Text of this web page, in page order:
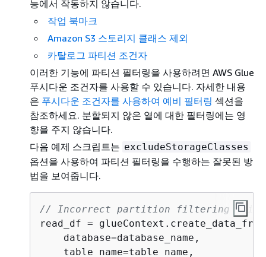
능에서 작동하지 않습니다.
작업 북마크
Amazon S3 스토리지 클래스 제외
카탈로그 파티션 조건자
이러한 기능에 파티션 필터링을 사용하려면 AWS Glue
푸시다운 조건자를 사용할 수 있습니다. 자세한 내용
은 푸시다운 조건자를 사용하여 예비 필터링 섹션을
참조하세요. 분할되지 않은 열에 대한 필터링에는 영
향을 주지 않습니다.
다음 예제 스크립트는 excludeStorageClasses
옵션을 사용하여 파티션 필터링을 수행하는 잘못된 방
법을 보여줍니다.
// Incorrect partition filtering using
read_df =
    database=database_name,
    table_name=table_name,